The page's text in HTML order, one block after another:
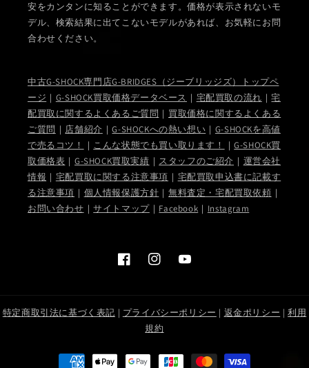
安をカンタンに知ることができます。価格が表示されないモ
デル、検索結果に出てこないモデルがあれば、お気軽にお問
合わせください。
中古G-SHOCK専門店G-BRIDGES（ジーブリッジズ）トップペ
ージ ｜ G-SHOCK買取価格データベース ｜ 宅配買取の流れ ｜宅
配買取に関するよくあるご質問 ｜ 買取価格に関するよくある
ご質問 ｜ 店舗紹介 ｜G-SHOCKへの熱い想い ｜ G-SHOCKを高値
で売るコツ！
｜ こんな状態でも買い取ります！ ｜G-SHOCK買
取価格表 ｜G-SHOCK買取実績 ｜ スタッフのご紹介 ｜ 運営会社
情報 ｜ 宅配買取に関する注意事項 ｜ 宅配買取申込書に記載す
る注意事項 ｜ 個人情報保護方針 ｜無料査定・宅配買取依頼 ｜
お問い合わせ ｜サイトマップ｜ Facebook ｜ Instagram
FacebookInstagramYouTube
特定商取引法に基づく表記 | プライバシーポリシー | 返金ポリシー |利用
規約
決